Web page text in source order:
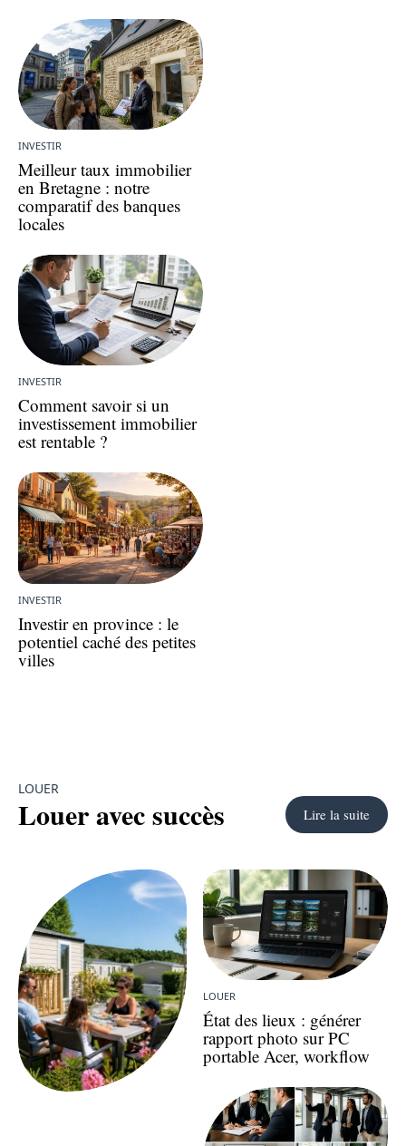
INVESTIR
Meilleur taux immobilier
en Bretagne : notre
comparatif des banques
locales
INVESTIR
Comment savoir si un
investissement immobilier
est rentable ?
INVESTIR
Investir en province : le
potentiel caché des petites
villes
LOUER
Louer avec succès Lire la suite
LOUER
État des lieux : générer
rapport photo sur PC
portable Acer, workflow